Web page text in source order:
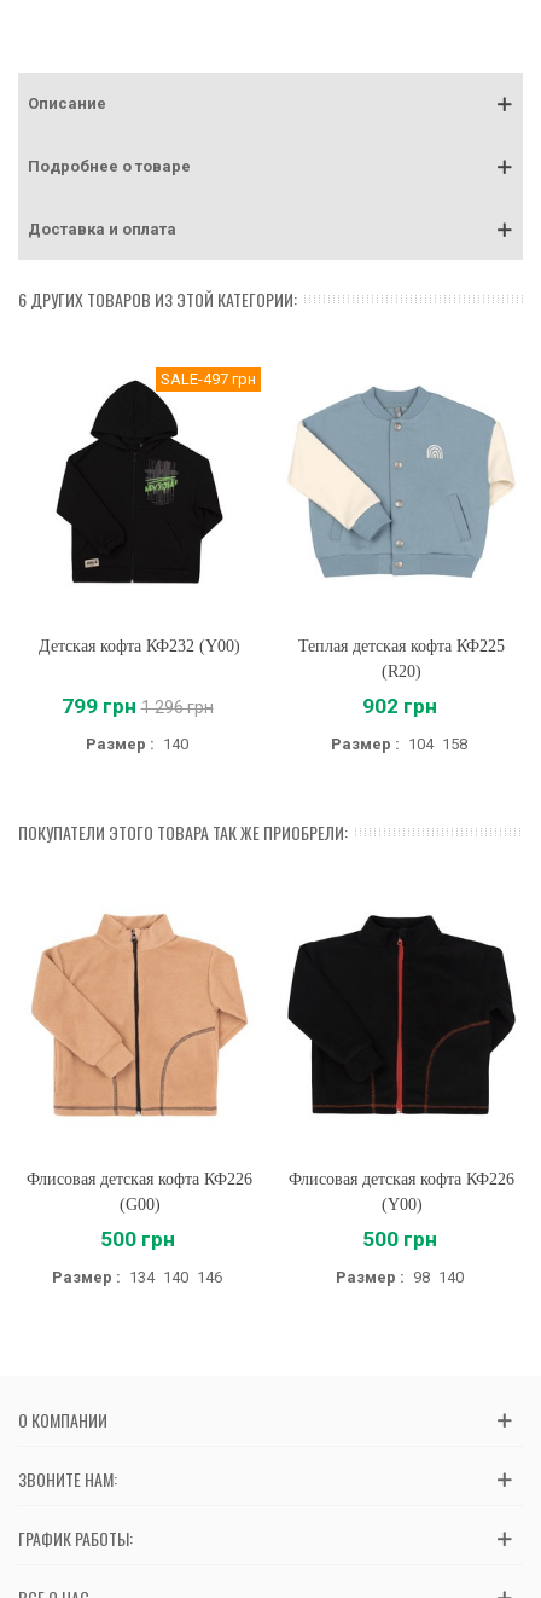
Описание
Подробнее о товаре
Доставка и оплата
6 ДРУГИХ ТОВАРОВ ИЗ ЭТОЙ КАТЕГОРИИ:
SALE-497 грн
Детская кофта КФ232 (Y00)
799 грн 1 296 грн
Размер : 140
Теплая детская кофта КФ225
(R20)
902 грн
Размер : 104 158
ПОКУПАТЕЛИ ЭТОГО ТОВАРА ТАК ЖЕ ПРИОБРЕЛИ:
Флисовая детская кофта КФ226
(G00)
500 грн
Размер : 134 140 146
Флисовая детская кофта КФ226
(Y00)
500 грн
Размер : 98 140
О КОМПАНИИ
ЗВОНИТЕ НАМ:
ГРАФИК РАБОТЫ: